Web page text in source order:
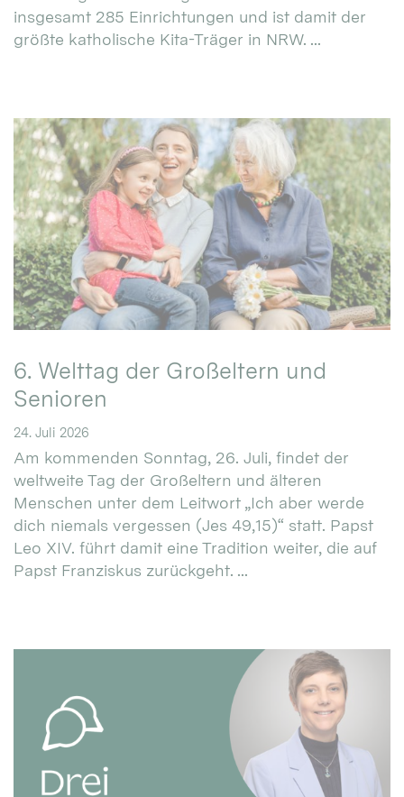
insgesamt 285 Einrichtungen und ist damit der
größte katholische Kita-Träger in NRW. ...
6. Welttag der Großeltern und
Senioren
24. Juli 2026
Am kommenden Sonntag, 26. Juli, findet der
weltweite Tag der Großeltern und älteren
Menschen unter dem Leitwort „Ich aber werde
dich niemals vergessen (Jes 49,15)“ statt. Papst
Leo XIV. führt damit eine Tradition weiter, die auf
Papst Franziskus zurückgeht. ...